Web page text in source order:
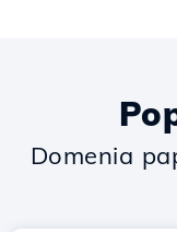
Domenia